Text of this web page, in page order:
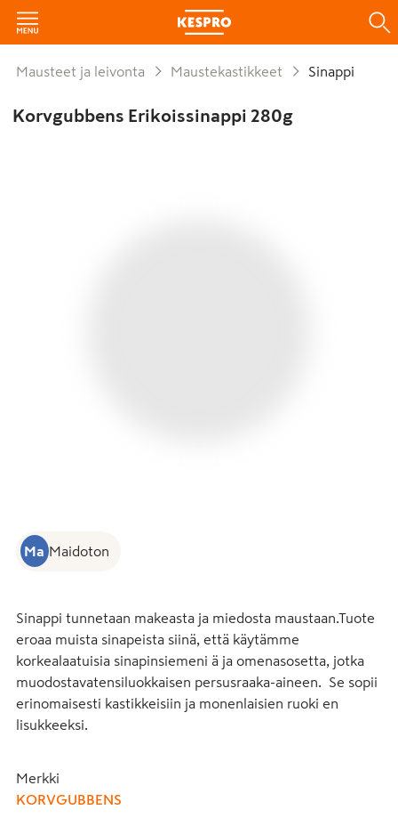
Mausteet ja leivonta Maustekastikkeet Sinappi
Korvgubbens Erikoissinappi 280g
Ma Maidoton
Sinappi tunnetaan makeasta ja miedosta maustaan.Tuote
eroaa muista sinapeista siinä, että käytämme
korkealaatuisia sinapinsiemeni ä ja omenasosetta, jotka
muodostavatensiluokkaisen persusraaka-aineen.  Se sopii
erinomaisesti kastikkeisiin ja monenlaisien ruoki en
lisukkeeksi.
Merkki
KORVGUBBENS